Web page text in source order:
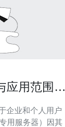
应用范围探
企业和个人用户
用服务器）因其